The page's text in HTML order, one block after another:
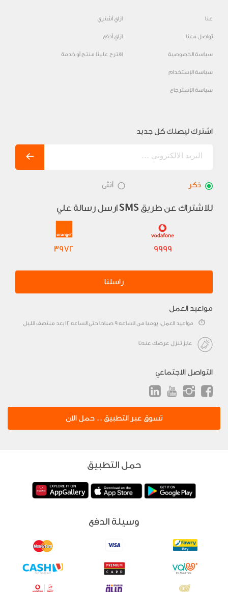
عنا
تواصل معنا
سياسة الخصوصية
سياسة الإستخدام
سياسة الإسترجاع
ازاي أشتري
ازاي أدفع
اقترح علينا منتج أو خدمة
اشترك ليصلك كل جديد
ذكر أنثى
للاشتراك عن طريق SMS ارسل رسالة علي
9999
3972
راسلنا
مواعيد العمل
مواعيد العمل: يوميا من الساعه 9 صباحا حتى الساعه 12 بعد منتصف الليل
عايز تنزل عرضك عندنا
التواصل الاجتماعي
تسوق عبر التطبيق .. حمل الان
حمل التطبيق
وسيلة الدفع